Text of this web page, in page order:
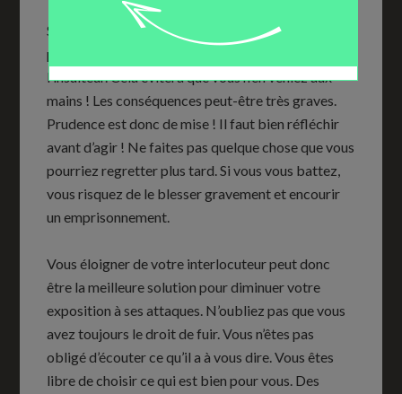
Selon la situation bien évidemment, il est parfois
préférable de vous éloigner physiquement de
l’insulteur. Cela évitera que vous n’en veniez aux
mains ! Les conséquences peut-être très graves.
Prudence est donc de mise ! Il faut bien réfléchir
avant d’agir ! Ne faites pas quelque chose que vous
pourriez regretter plus tard. Si vous vous battez,
vous risquez de le blesser gravement et encourir
un emprisonnement.
Vous éloigner de votre interlocuteur peut donc
être la meilleure solution pour diminuer votre
exposition à ses attaques. N’oubliez pas que vous
avez toujours le droit de fuir. Vous n’êtes pas
obligé d’écouter ce qu’il a à vous dire. Vous êtes
libre de choisir ce qui est bien pour vous. Des